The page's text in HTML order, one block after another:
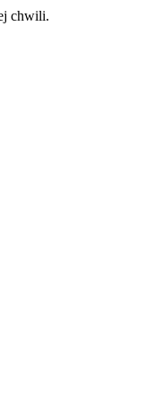
chwili.